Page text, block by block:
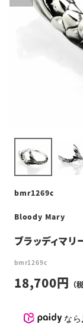
bmr1269c
Bloody Mary
ブラッディマ
bmr1269c
18,700
なら